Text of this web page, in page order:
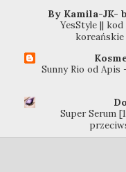
By Kamila-JK-
YesStyle ||
Sunny Rio od
Super Serum